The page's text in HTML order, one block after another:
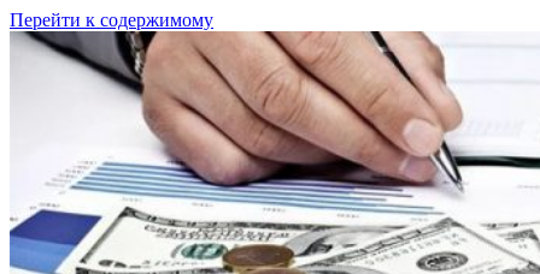
Перейти к содержимому